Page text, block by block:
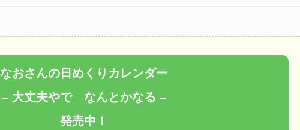
なおさんの日めくりカレンダー
– 大丈夫やで なんとかなる –
発売中！